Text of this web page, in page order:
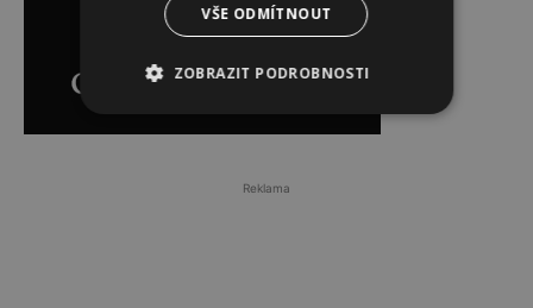
Reklama
VŠE ODMÍTNOUT
ZOBRAZIT PODROBNOSTI